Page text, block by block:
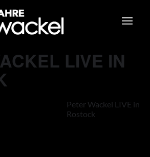
LIVE IN
Peter Wackel LIVE in
Rostock